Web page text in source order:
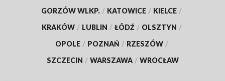
GORZÓW WLKP. / KATOWICE / KIELCE /
KRAKÓW / LUBLIN / ŁÓDŹ / OLSZTYN /
OPOLE / POZNAŃ / RZESZÓW /
SZCZECIN / WARSZAWA / WROCŁAW